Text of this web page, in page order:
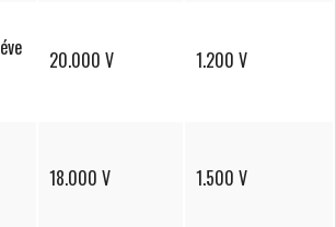
20.000 V 1.200 V
18.000 V 1.500 V